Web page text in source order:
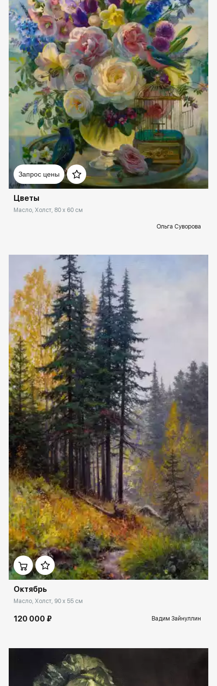
Запрос цены
Домен: rakovgallery.ru
Цветы
Масло, Холст, 80 x 60 см
Ольга Суворова
Домен: rakovgallery.ru
Октябрь
Масло, Холст, 90 x 55 см
120 000 ₽ Вадим Зайнуллин